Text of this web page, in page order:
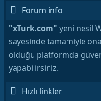
Forum info
"xTurk.com" yeni nesil
sayesinde tamamiyle
olduğu platformda
yapabilirsiniz.
Hızlı linkler